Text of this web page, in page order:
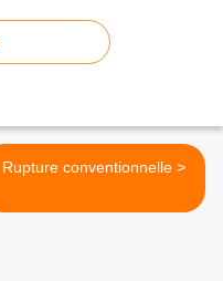
Rupture conventionnelle >